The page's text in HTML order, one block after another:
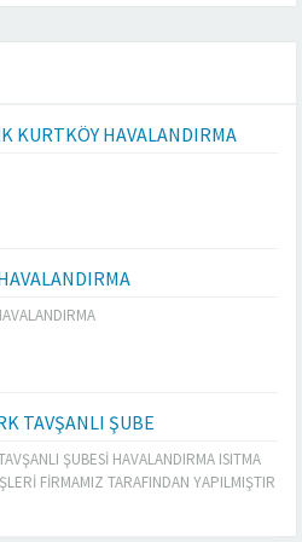
KURTKÖY HAVALANDIRMA
TAVŞANLI ŞUBE
ŞUBESİ HAVALANDIRMA ISITMA
FİRMAMIZ TARAFINDAN YAPILMIŞTIR